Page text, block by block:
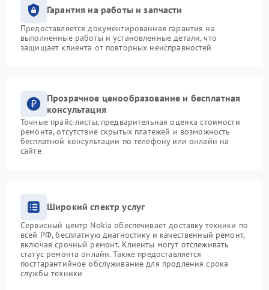
Гарантия на работы и запчасти
Предоставляется документированная гарантия на
выполненные работы и установленные детали, что
защищает клиента от повторных неисправностей
Прозрачное ценообразование и бесплатная
консультация
Точные прайс-листы, предварительная оценка стоимости
ремонта, отсутствие скрытых платежей и возможность
бесплатной консультации по телефону или онлайн на
сайте
Широкий спектр услуг
Сервисный центр Nokia обеспечивает доставку техники по
всей РФ, бесплатную диагностику и качественный ремонт,
включая срочный ремонт. Клиенты могут отслеживать
статус ремонта онлайн. Также предоставляется
постгарантийное обслуживание для продления срока
службы техники